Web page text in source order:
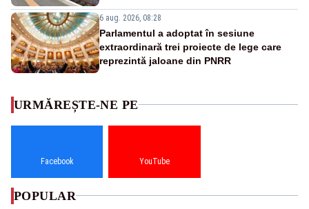
6 aug. 2026, 08:28
Parlamentul a adoptat în sesiune
extraordinară trei proiecte de lege care
reprezintă jaloane din PNRR
URMĂREȘTE-NE PE
Facebook YouTube
POPULAR